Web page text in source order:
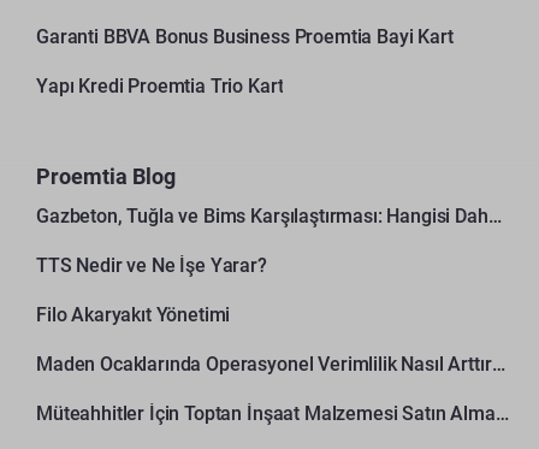
Garanti BBVA Bonus Business Proemtia Bayi Kart
Yapı Kredi Proemtia Trio Kart
Proemtia Blog
Gazbeton, Tuğla ve Bims Karşılaştırması: Hangisi Daha Avantajlı?
TTS Nedir ve Ne İşe Yarar?
Filo Akaryakıt Yönetimi
Maden Ocaklarında Operasyonel Verimlilik Nasıl Arttırılır?
Müteahhitler İçin Toptan İnşaat Malzemesi Satın Alma Rehberi